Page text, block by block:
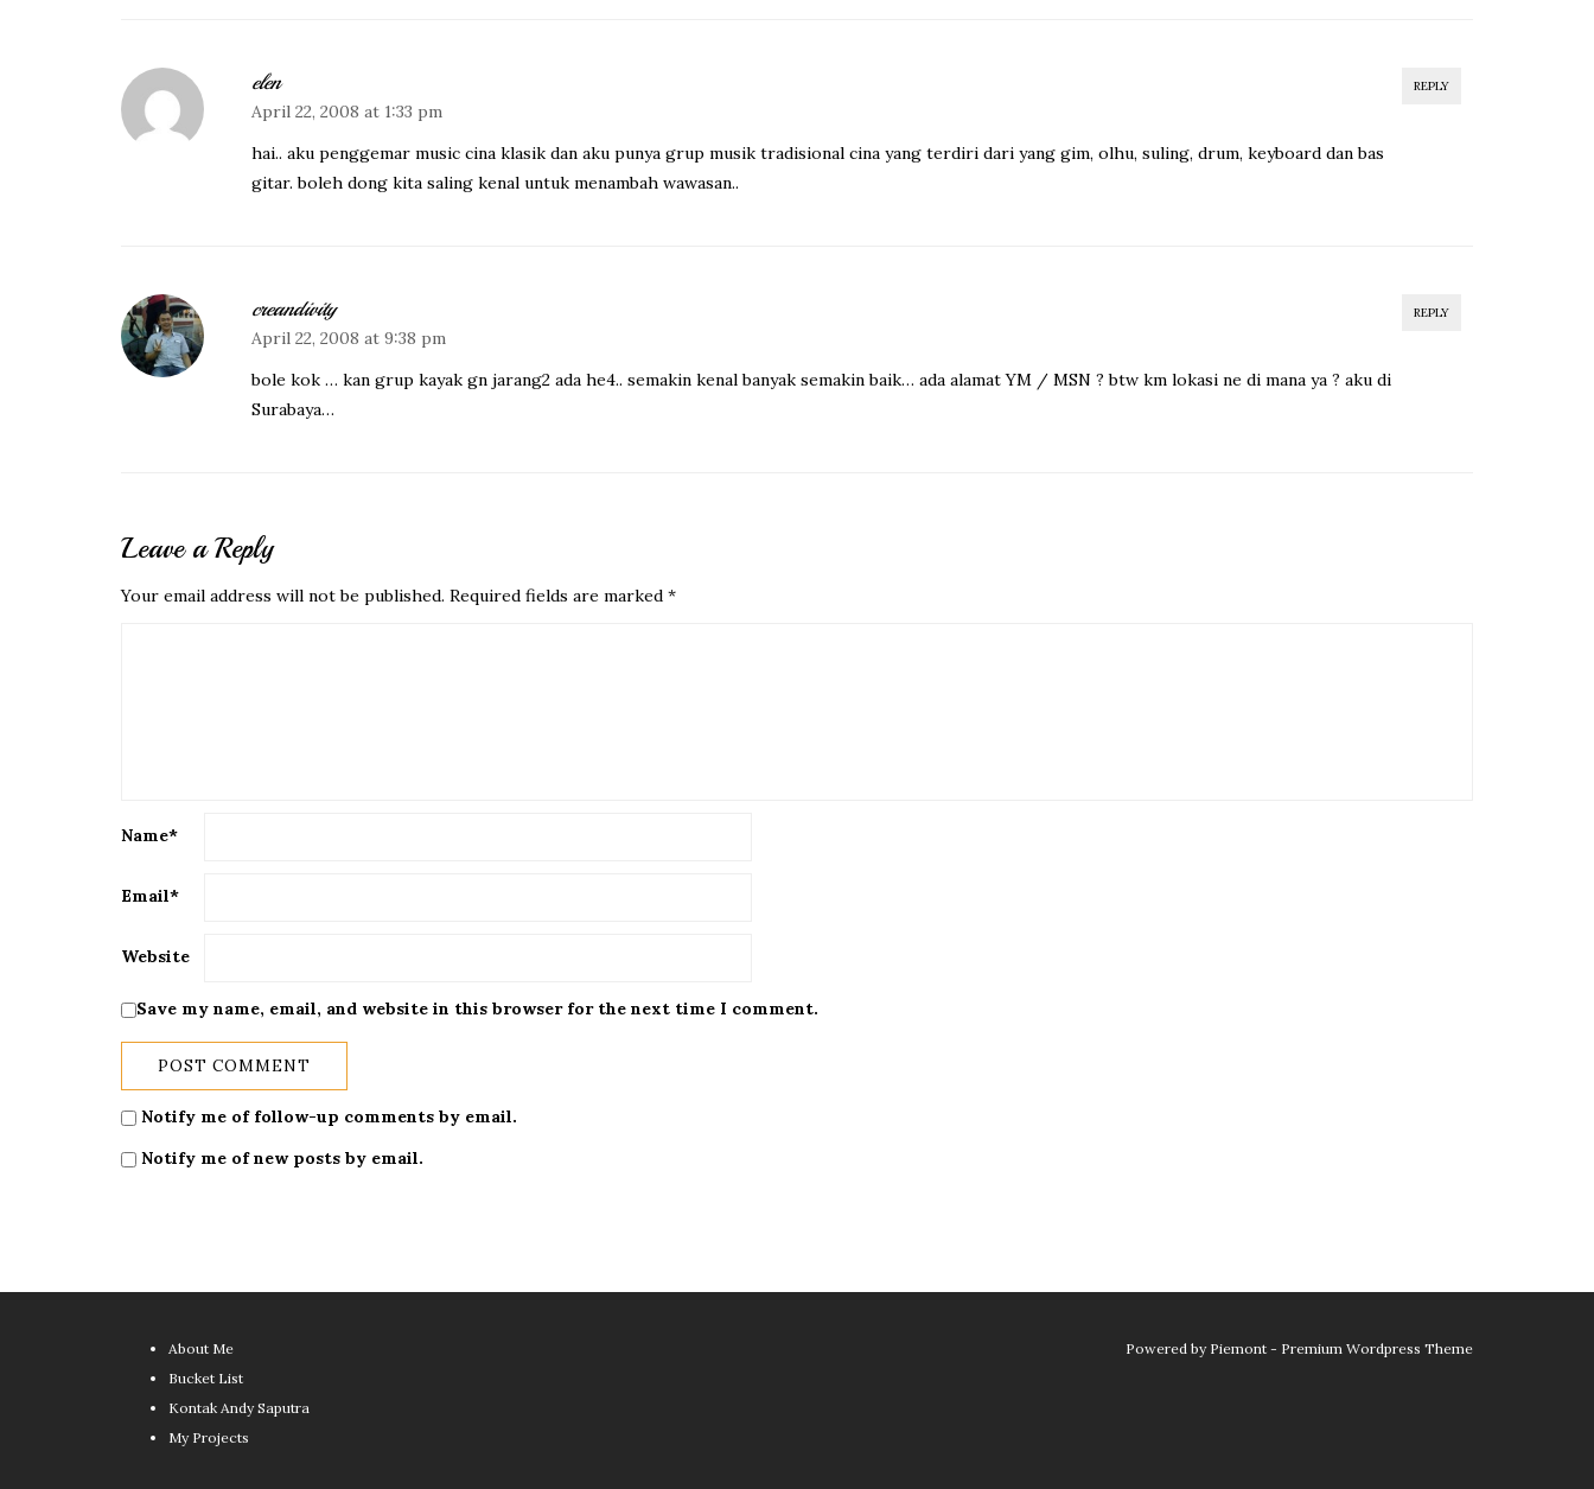
REPLY
elen
April 22, 2008 at 1:33 pm
hai.. aku penggemar music cina klasik dan aku punya grup musik tradisional cina yang terdiri dari yang gim, olhu, suling, drum, keyboard dan bas
gitar. boleh dong kita saling kenal untuk menambah wawasan..
REPLY
creandivity
April 22, 2008 at 9:38 pm
bole kok … kan grup kayak gn jarang2 ada he4.. semakin kenal banyak semakin baik… ada alamat YM / MSN ? btw km lokasi ne di mana ya ? aku di
Surabaya…
Leave a Reply
Your email address will not be published. Required fields are marked *
Name*
Email*
Website
Save my name, email, and website in this browser for the next time I comment.
Notify me of follow-up comments by email.
Notify me of new posts by email.
About Me
Bucket List
Kontak Andy Saputra
My Projects
Powered by Piemont - Premium Wordpress Theme